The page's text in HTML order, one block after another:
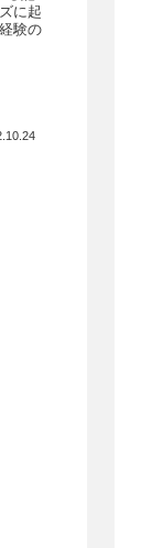
に起
験の